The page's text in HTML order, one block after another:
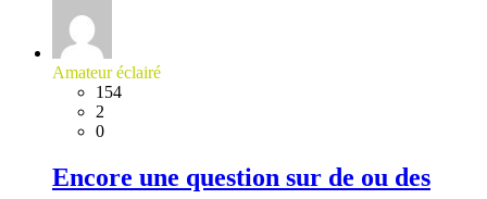
Amateur éclairé
154
2
0
Encore une question sur de ou des